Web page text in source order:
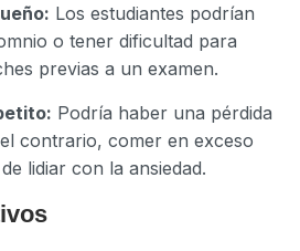
Los estudiantes podrían
o tener dificultad para
previas a un examen.
Podría haber una pérdida
contrario, comer en exceso
lidiar con la ansiedad.